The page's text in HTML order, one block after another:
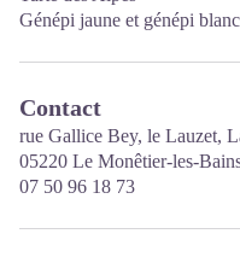
Génépi jaune et génépi blanc
Contact
rue Gallice Bey, le Lauzet,
05220 Le Monêtier-les-
07 50 96 18 73